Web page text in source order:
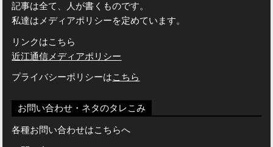
記事は全て、人が書くものです。
私達はメディアポリシーを定めています。
リンクはこちら
近江通信メディアポリシー
プライバシーポリシーはこちら
お問い合わせ・ネタのタレこみ
各種お問い合わせはこちらへ